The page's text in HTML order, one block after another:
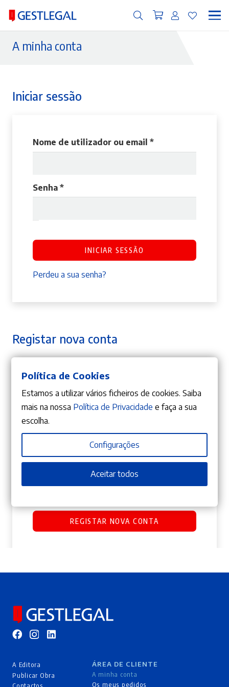
A minha conta
Iniciar sessão
Nome de utilizador ou email *Obrigatório
Senha *Obrigatório
INICIAR SESSÃO
Perdeu a sua senha?
Registar nova conta
A ligação para definir uma nova senha será
enviada para o seu endereço de email.
Os seus dados pessoais serão utilizados para
melhorar a sua experiência por toda a loja, para gerir
REGISTAR NOVA CONTA
A Editora
Publicar Obra
Contactos
ÁREA DE CLIENTE
A minha conta
Os meus pedidos
Política de Cookies
Estamos a utilizar vários ficheiros de cookies. Saiba
mais na nossa Política de Privacidade e faça a sua
escolha.
Configurações
Aceitar todos